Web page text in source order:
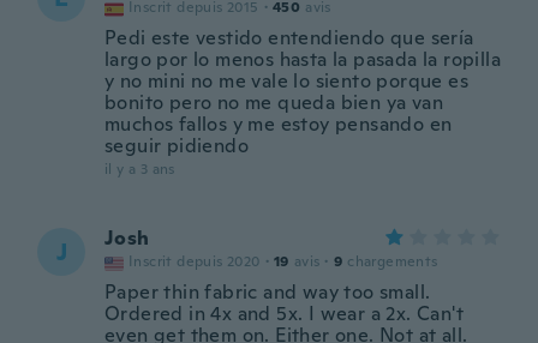
Inscrit depuis 2015 · 450 avis
Pedi este vestido entendiendo que sería
largo por lo menos hasta la pasada la ropilla
y no mini no me vale lo siento porque es
bonito pero no me queda bien ya van
muchos fallos y me estoy pensando en
seguir pidiendo
il y a 3 ans
J Josh
Inscrit depuis 2020 · 19 avis · 9 chargements
Paper thin fabric and way too small.
Ordered in 4x and 5x. I wear a 2x. Can't
even get them on. Either one. Not at all.